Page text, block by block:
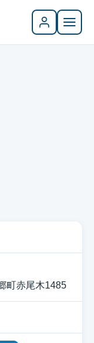
町赤尾木1485